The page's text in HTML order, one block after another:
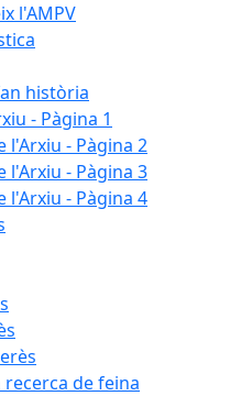
l'AMPV
història
- Pàgina 1
l'Arxiu - Pàgina 2
l'Arxiu - Pàgina 3
l'Arxiu - Pàgina 4
recerca de feina